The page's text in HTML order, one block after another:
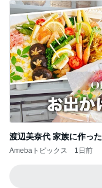
渡辺美奈代 家族に作っ
Amebaトピックス 1日前